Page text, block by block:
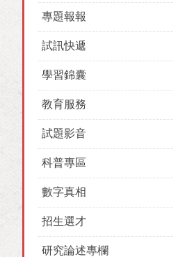
專題報報
試訊快遞
學習錦囊
教育服務
試題影音
科普專區
數字真相
招生選才
研究論述專欄